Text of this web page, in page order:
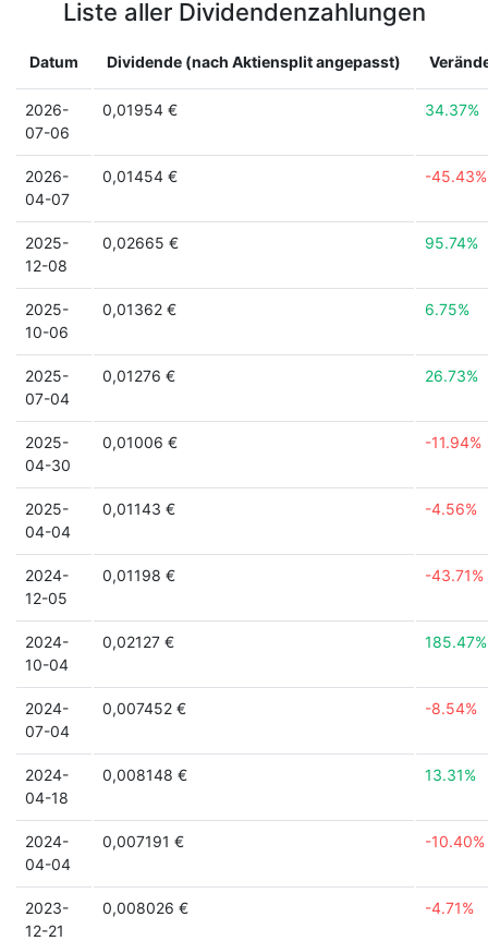
Liste aller Dividendenzahlungen
Datum Dividende (nach Aktiensplit angepasst)
2026-
07-06
0,01954 € 34.37%
2026-
04-07
0,01454 € -45.43%
2025-
12-08
0,02665 € 95.74%
2025-
10-06
0,01362 € 6.75%
2025-
07-04
0,01276 € 26.73%
2025-
04-30
0,01006 € -11.94%
2025-
04-04
0,01143 € -4.56%
2024-
12-05
0,01198 € -43.71%
2024-
10-04
0,02127 € 185.47%
2024-
07-04
0,007452 € -8.54%
2024-
04-18
0,008148 € 13.31%
2024-
04-04
0,007191 € -10.40%
2023-
12-21
0,008026 € -4.71%